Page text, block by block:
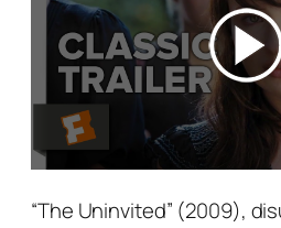
“The Uninvited” (2009),